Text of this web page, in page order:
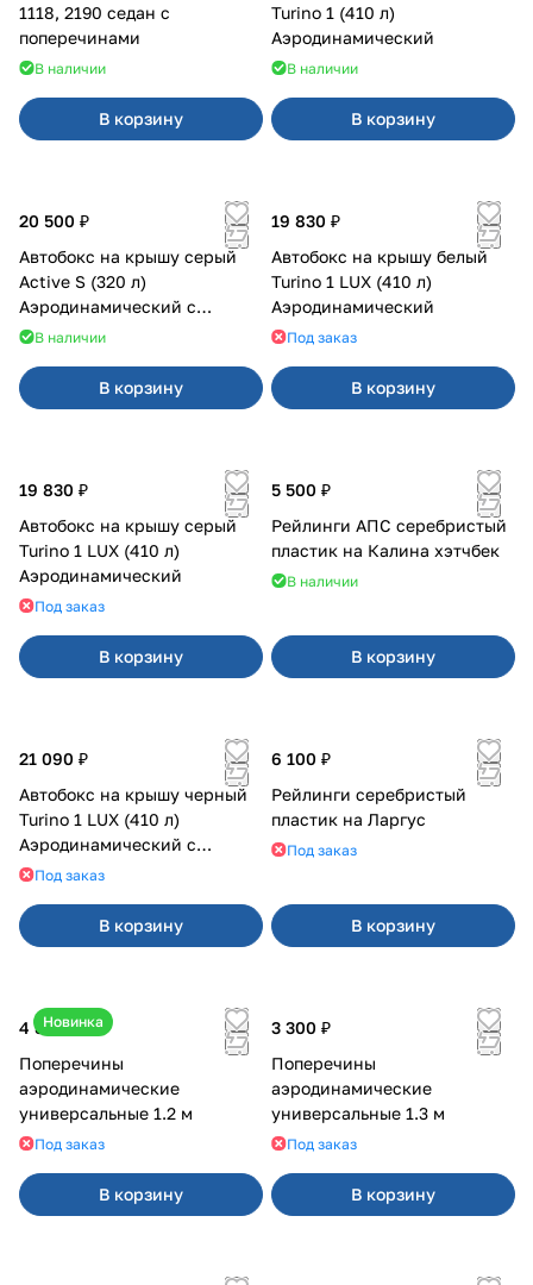
1118, 2190 седан с
поперечинами
В наличии
В корзину
Turino 1 (410 л)
Аэродинамический
В наличии
В корзину
20 500 ₽
Автобокс на крышу серый
Active S (320 л)
Аэродинамический с
двусторонним открыванием
В наличии
В корзину
19 830 ₽
Автобокс на крышу белый
Turino 1 LUX (410 л)
Аэродинамический
Под заказ
В корзину
19 830 ₽
Автобокс на крышу серый
Turino 1 LUX (410 л)
Аэродинамический
Под заказ
В корзину
5 500 ₽
Рейлинги АПС серебристый
пластик на Калина хэтчбек
В наличии
В корзину
21 090 ₽
Автобокс на крышу черный
Turino 1 LUX (410 л)
Аэродинамический с
двусторонним открыванием
Под заказ
В корзину
6 100 ₽
Рейлинги серебристый
пластик на Ларгус
Под заказ
В корзину
Новинка
4 800 ₽
Поперечины
аэродинамические
универсальные 1.2 м
Под заказ
В корзину
3 300 ₽
Поперечины
аэродинамические
универсальные 1.3 м
Под заказ
В корзину